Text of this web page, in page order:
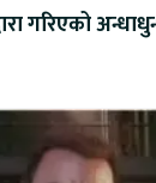
गरिएको